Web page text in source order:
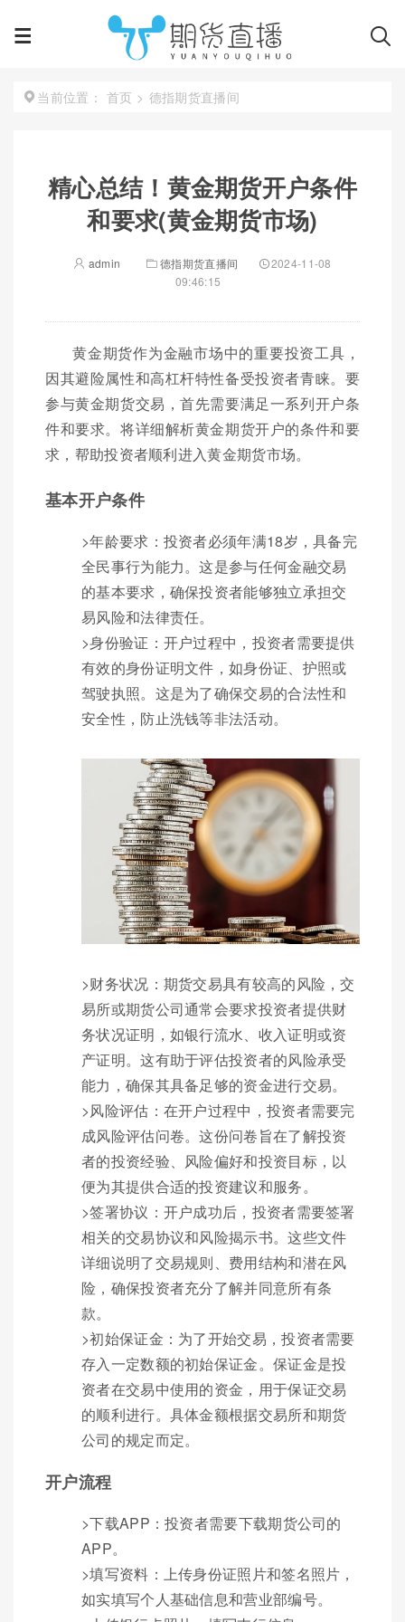
当前位置： 首页 > 德指期货直播间
精心总结！黄金期货开户条件
和要求(黄金期货市场)
admin 德指期货直播间
2024-11-08
09:46:15
黄金期货作为金融市场中的重要投资工具，
因其避险属性和高杠杆特性备受投资者青睐。要
参与黄金期货交易，首先需要满足一系列开户条
件和要求。将详细解析黄金期货开户的条件和要
求，帮助投资者顺利进入黄金期货市场。
基本开户条件
>年龄要求：投资者必须年满18岁，具备完
全民事行为能力。这是参与任何金融交易
的基本要求，确保投资者能够独立承担交
易风险和法律责任。
>身份验证：开户过程中，投资者需要提供
有效的身份证明文件，如身份证、护照或
驾驶执照。这是为了确保交易的合法性和
安全性，防止洗钱等非法活动。
>财务状况：期货交易具有较高的风险，交
易所或期货公司通常会要求投资者提供财
务状况证明，如银行流水、收入证明或资
产证明。这有助于评估投资者的风险承受
能力，确保其具备足够的资金进行交易。
>风险评估：在开户过程中，投资者需要完
成风险评估问卷。这份问卷旨在了解投资
者的投资经验、风险偏好和投资目标，以
便为其提供合适的投资建议和服务。
>签署协议：开户成功后，投资者需要签署
相关的交易协议和风险揭示书。这些文件
详细说明了交易规则、费用结构和潜在风
险，确保投资者充分了解并同意所有条
款。
>初始保证金：为了开始交易，投资者需要
存入一定数额的初始保证金。保证金是投
资者在交易中使用的资金，用于保证交易
的顺利进行。具体金额根据交易所和期货
公司的规定而定。
开户流程
>下载APP：投资者需要下载期货公司的
APP。
>填写资料：上传身份证照片和签名照片，
如实填写个人基础信息和营业部编号。